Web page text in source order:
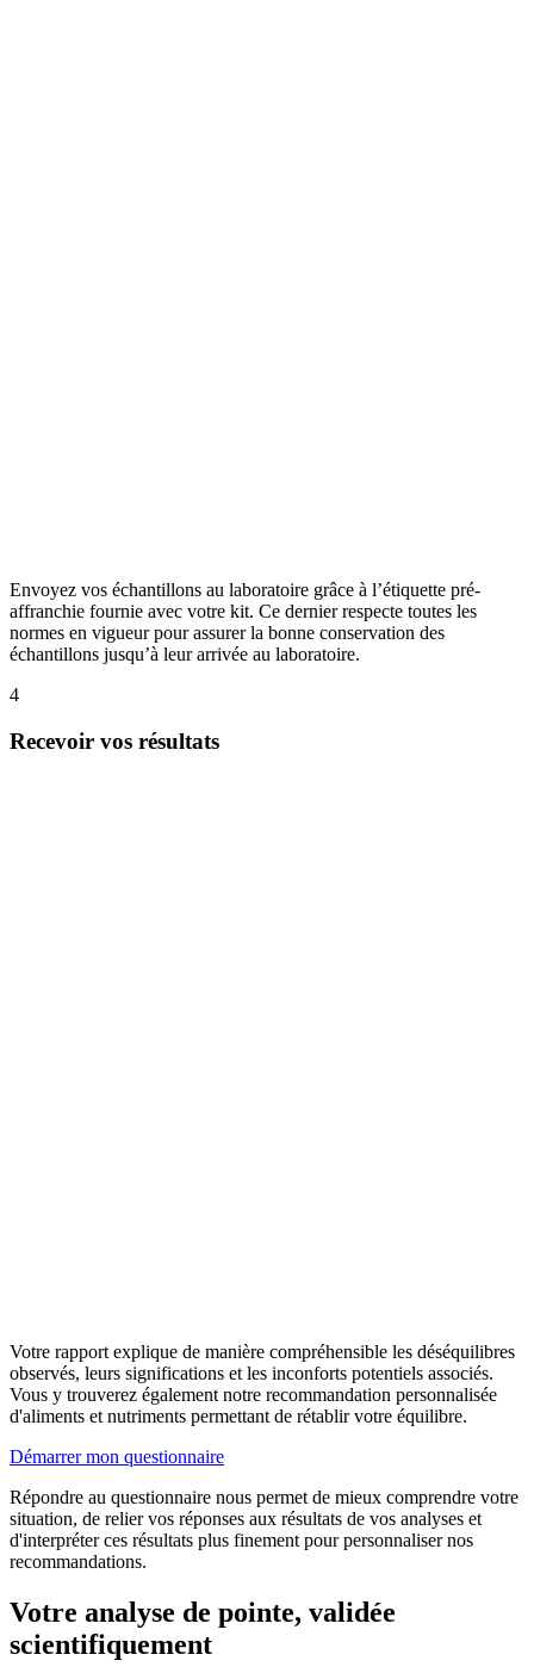
Envoyez vos échantillons au laboratoire grâce à l’étiquette pré-
affranchie fournie avec votre kit. Ce dernier respecte toutes les
normes en vigueur pour assurer la bonne conservation des
échantillons jusqu’à leur arrivée au laboratoire.
4
Recevoir vos résultats
Votre rapport explique de manière compréhensible les déséquilibres
observés, leurs significations et les inconforts potentiels associés.
Vous y trouverez également notre recommandation personnalisée
d'aliments et nutriments permettant de rétablir votre équilibre.
Démarrer mon questionnaire
Répondre au questionnaire nous permet de mieux comprendre votre
situation, de relier vos réponses aux résultats de vos analyses et
d'interpréter ces résultats plus finement pour personnaliser nos
recommandations.
Votre analyse de pointe, validée
scientifiquement